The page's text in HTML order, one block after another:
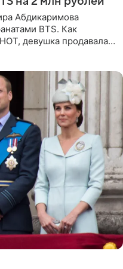
Абдикаримова
BTS. Как
девушка продавала